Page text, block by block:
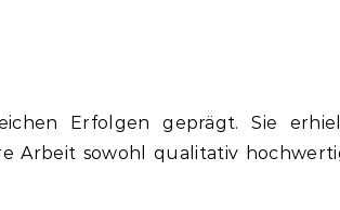
Erfolgen geprägt. Sie
Arbeit sowohl qualitativ